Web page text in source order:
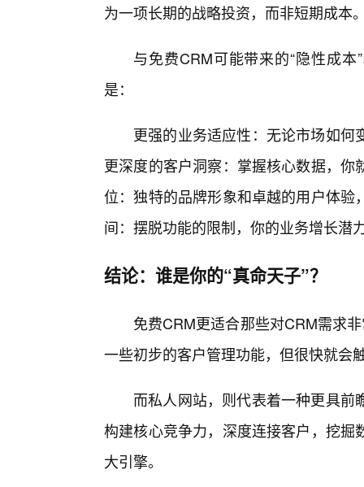
为一项长期的战略投资，而非短期成本
与免费CRM可能带来的“隐性成
是：
更强的业务适应性：无论市场如
更深度的客户洞察：掌握核心数据，
位：独特的品牌形象和卓越的用户体
间：摆脱功能的限制，你的业务增长潜
结论：谁是你的“真命天子”？
免费CRM更适合那些对CRM需求
一些初步的客户管理功能，但很快就会
而私人网站，则代表着一种更具
构建核心竞争力，深度连接客户，挖
大引擎。